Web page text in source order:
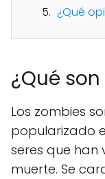
¿Qué
¿Qué
Los zombies
popularizado
seres que han
muerte. Se